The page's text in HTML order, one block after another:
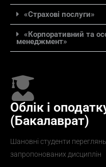
«Страхові послуги»
«Корпоративний та
менеджмент»
Облік і
(Бакалаврат)
Шановні студенти
запропонованих дисциплін